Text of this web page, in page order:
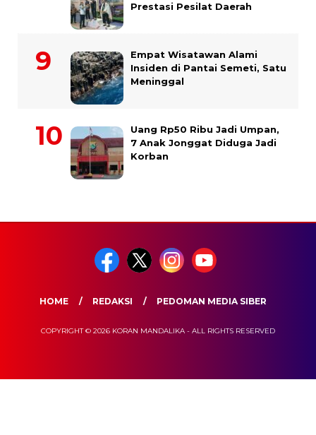
Prestasi Pesilat Daerah
Empat Wisatawan Alami
Insiden di Pantai Semeti, Satu
Meninggal
Uang Rp50 Ribu Jadi Umpan,
7 Anak Jonggat Diduga Jadi
Korban
HOME REDAKSI PEDOMAN MEDIA SIBER
COPYRIGHT © 2026 KORAN MANDALIKA - ALL RIGHTS RESERVED